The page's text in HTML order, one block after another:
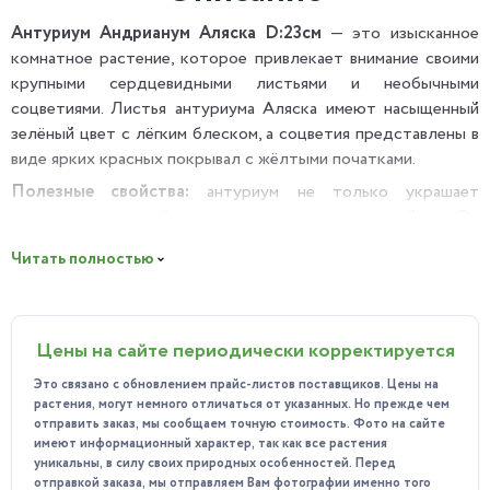
Антуриум Андрианум Аляска D:23см — это изысканное
комнатное растение, которое привлекает внимание своими
крупными сердцевидными листьями и необычными
соцветиями. Листья антуриума Аляска имеют насыщенный
зелёный цвет с лёгким блеском, а соцветия представлены в
виде ярких красных покрывал с жёлтыми початками.
Полезные свойства: антуриум не только украшает
формальдегид и толуол, что делает его идеальным
антуриум способствует созданию благоприятного
микроклимата в помещении, повышая влажность воздуха.
Особенности ухода:
Освещение: предпочитает яркий, но рассеянный свет.
Прямые солнечные лучи могут вызвать ожоги на
листьях, поэтому лучше разместить растение на
Читать полностью
Цены на сайте периодически корректируется
Это связано с обновлением прайс-листов поставщиков. Цены на
растения, могут немного отличаться от указанных. Но прежде чем
отправить заказ, мы сообщаем точную стоимость. Фото на сайте
имеют информационный характер, так как все растения
уникальны, в силу своих природных особенностей. Перед
отправкой заказа, мы отправляем Вам фотографии именно того